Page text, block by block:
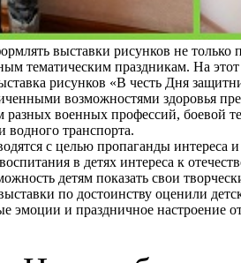
выставки рисунков не
тематическим праздникам. На этот
рисунков «В честь Дня
возможностями здоровья
разных военных профессий, боевой
водного транспорта.
с целью пропаганды интереса
в детях интереса к
детям показать свои
по достоинству оценили
эмоции и праздничное настроение